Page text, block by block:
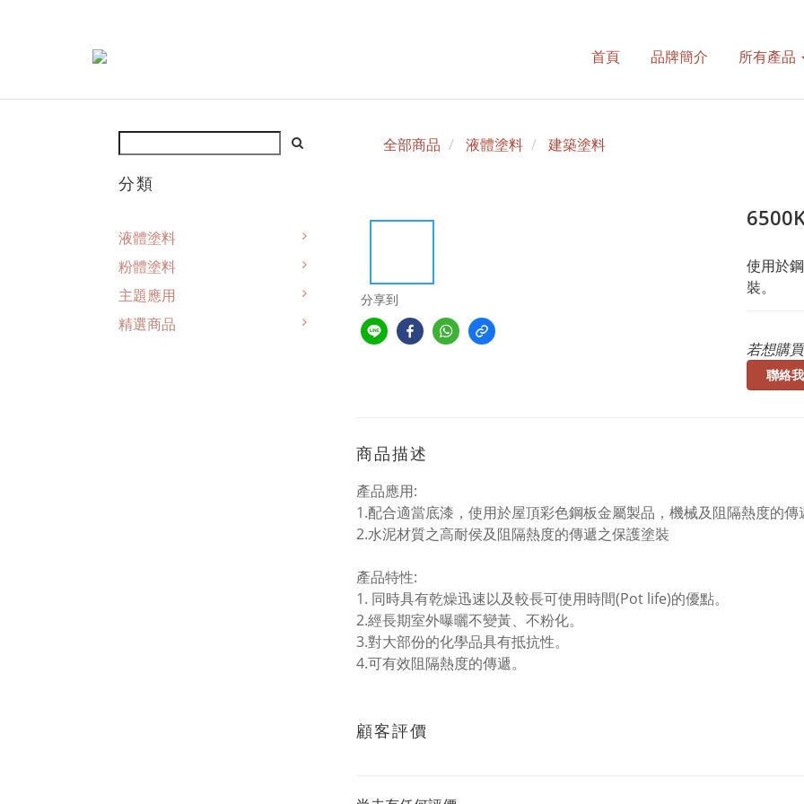
首頁 品牌簡介 所有產品
分類
液體塗料
粉體塗料
主題應用
精選商品
全部商品 液體塗料 建築塗料
分享到
使用於
裝。
若想購
聯絡
商品描述
產品應用:
1.配合適當底漆，使用於屋頂彩色鋼板金屬製品，機械及阻隔熱度的傳
2.水泥材質之高耐侯及阻隔熱度的傳遞之保護塗裝
產品特性:
1. 同時具有乾燥迅速以及較長可使用時間(Pot life)的優點。
2.經長期室外曝曬不變黃、不粉化。
3.對大部份的化學品具有抵抗性。
4.可有效阻隔熱度的傳遞。
顧客評價